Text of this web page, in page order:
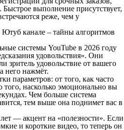
выполнение присутствует,
реже, чем у
канале – тайны алгоритмов
системы YouTube в 2026 году
удовольствия». Они
зритель удовольствие от вашего
него нажмёт.
параметров: от того, как часто
насколько эмоционально вы
Чем больше система
тем выше она поднимет вас в
— акцент на «полезности». Если
и короткие видео, то теперь он